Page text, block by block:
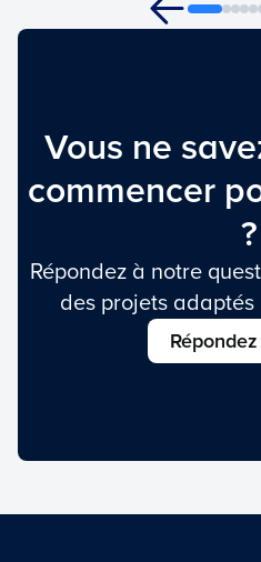
Vous ne
commencer
?
Répondez à notre
des projets